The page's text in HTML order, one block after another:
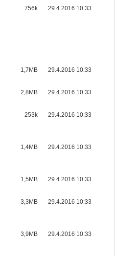
756k 29.4.2016 10:33
1,7MB 29.4.2016 10:33
2,8MB 29.4.2016 10:33
253k 29.4.2016 10:33
1,4MB 29.4.2016 10:33
1,5MB 29.4.2016 10:33
3,3MB 29.4.2016 10:33
3,9MB 29.4.2016 10:33